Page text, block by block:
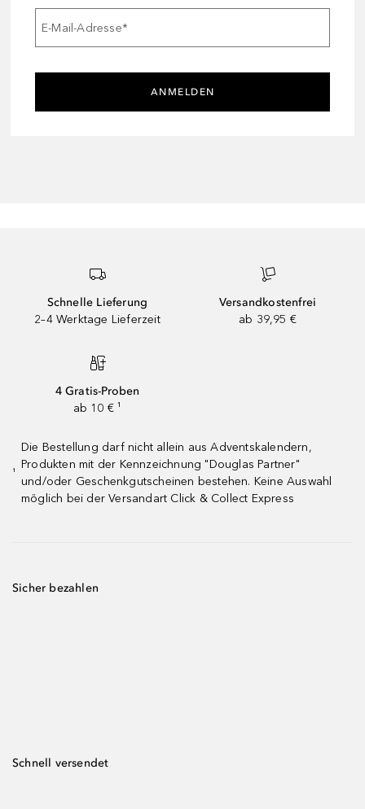
E-Mail-Adresse*
ANMELDEN
Schnelle Lieferung
2–4 Werktage Lieferzeit
Versandkostenfrei
ab 39,95 €
4 Gratis-Proben
ab 10 € ¹
¹
Die Bestellung darf nicht allein aus Adventskalendern,
Produkten mit der Kennzeichnung "Douglas Partner"
und/oder Geschenkgutscheinen bestehen. Keine Auswahl
möglich bei der Versandart Click & Collect Express
Sicher bezahlen
Schnell versendet